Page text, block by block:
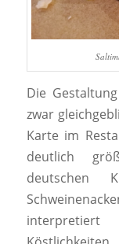
Die
zwar
Karte im
deutlich
deutschen
interpretiert